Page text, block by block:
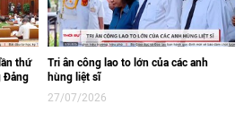
thứ
Đảng
Tri ân công lao to lớn của các anh
hùng liệt sĩ
27/07/2026